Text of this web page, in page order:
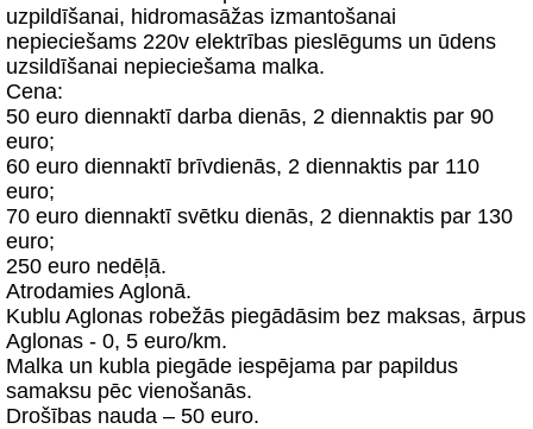
uzpildīšanai, hidromasāžas izmantošanai
nepieciešams 220v elektrības pieslēgums un ūdens
uzsildīšanai nepieciešama malka.
Cena:
50 euro diennaktī darba dienās, 2 diennaktis par 90
euro;
60 euro diennaktī brīvdienās, 2 diennaktis par 110
euro;
70 euro diennaktī svētku dienās, 2 diennaktis par 130
euro;
250 euro nedēļā.
Atrodamies Aglonā.
Kublu Aglonas robežās piegādāsim bez maksas, ārpus
Aglonas - 0, 5 euro/km.
Malka un kubla piegāde iespējama par papildus
samaksu pēc vienošanās.
Drošības nauda – 50 euro.